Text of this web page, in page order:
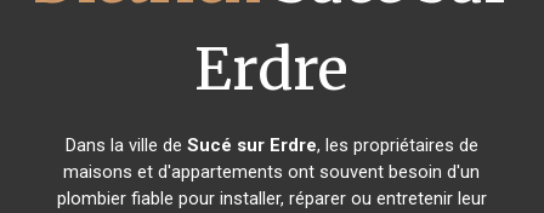
Erdre
Dans la ville de Sucé sur Erdre, les propriétaires de
maisons et d'appartements ont souvent besoin d'un
plombier fiable pour installer, réparer ou entretenir leur